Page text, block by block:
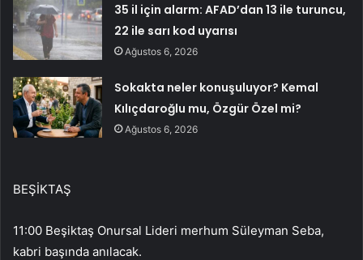
35 il için alarm: AFAD’dan 13 ile turuncu,
22 ile sarı kod uyarısı
Ağustos 6, 2026
Sokakta neler konuşuluyor? Kemal
Kılıçdaroğlu mu, Özgür Özel mi?
Ağustos 6, 2026
BEŞİKTAŞ
11:00 Beşiktaş Onursal Lideri merhum Süleyman Seba,
kabri başında anılacak.